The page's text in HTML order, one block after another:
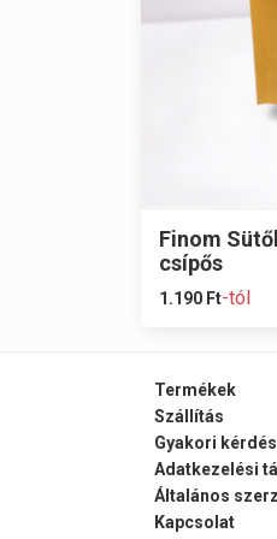
Finom
csípős
1.190 Ft-tól
Termékek
Szállítás
Gyakori
Adatkezelési
Általános
Kapcsolat